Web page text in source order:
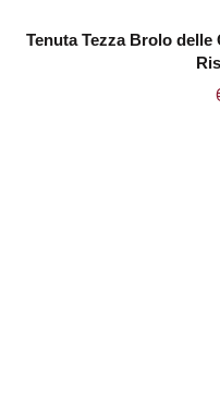
Tenuta Tezza Brolo